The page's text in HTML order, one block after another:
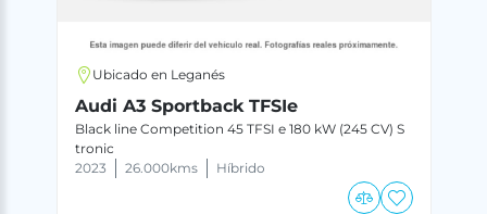
Ubicado en Leganés
Audi A3 Sportback TFSIe
Black line Competition 45 TFSI e 180 kW (245 CV) S
tronic
2023
26.000kms Híbrido